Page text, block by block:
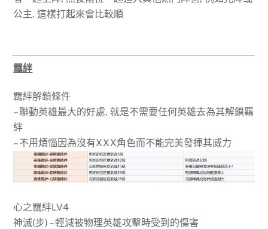
公主, 這樣打起來會比較順
羈絆
羈絆解鎖條件
– 聯動英雄最大的好處, 就是不需要任何英雄去為其解鎖羈
絆
– 不用煩惱因為沒有XXX角色而不能完美發揮其威力
心之羈絆LV4
神滅(步) – 輕減被物理英雄攻擊時受到的傷害